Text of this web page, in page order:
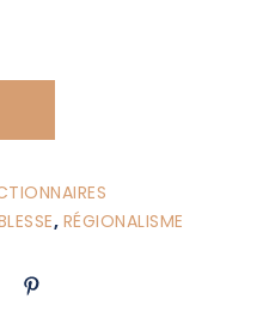
, RÉGIONALISME